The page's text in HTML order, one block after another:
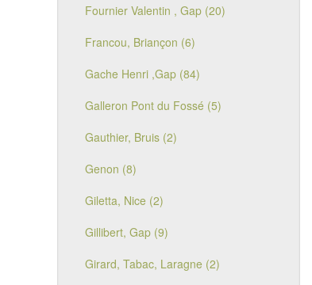
Fournier Valentin , Gap (20)
Francou, Briançon (6)
Gache Henri ,Gap (84)
Galleron Pont du Fossé (5)
Gauthier, Bruis (2)
Genon (8)
Giletta, Nice (2)
Gillibert, Gap (9)
Girard, Tabac, Laragne (2)